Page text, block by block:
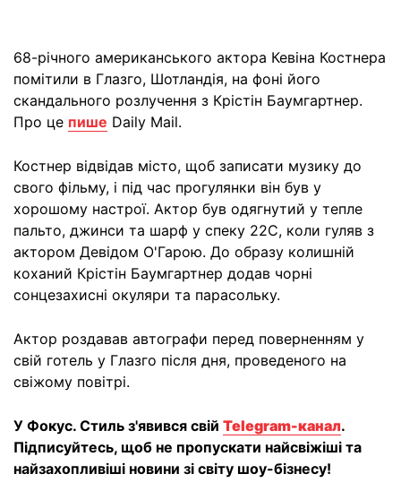
68-річного американського актора Кевіна Костнера
помітили в Глазго, Шотландія, на фоні його
скандального розлучення з Крістін Баумгартнер.
Про це пише Daily Mail.
Костнер відвідав місто, щоб записати музику до
свого фільму, і під час прогулянки він був у
хорошому настрої. Актор був одягнутий у тепле
пальто, джинси та шарф у спеку 22C, коли гуляв з
актором Девідом О'Гарою. До образу колишній
коханий Крістін Баумгартнер додав чорні
сонцезахисні окуляри та парасольку.
Актор роздавав автографи перед поверненням у
свій готель у Глазго після дня, проведеного на
свіжому повітрі.
У Фокус. Стиль з'явився свій Telegram-канал.
Підписуйтесь, щоб не пропускати найсвіжіші та
найзахопливіші новини зі світу шоу-бізнесу!